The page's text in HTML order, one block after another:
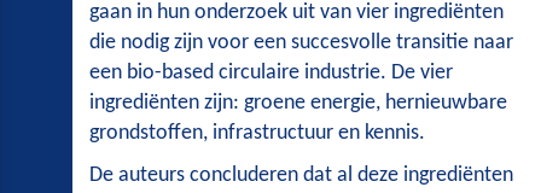
gaan in hun onderzoek uit van vier ingrediënten
die nodig zijn voor een succesvolle transitie naar
een bio-based circulaire industrie. De vier
ingrediënten zijn: groene energie, hernieuwbare
grondstoffen, infrastructuur en kennis.
De auteurs concluderen dat al deze ingrediënten